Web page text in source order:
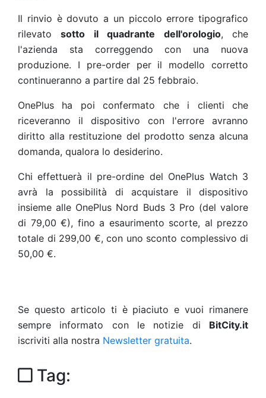
Il rinvio è dovuto a un piccolo errore tipografico
rilevatosotto il quadrante dell'orologio, che
l'azienda sta correggendo con una nuova
produzione. I pre-order per il modello corretto
continueranno a partire dal 25 febbraio.
OnePlus ha poi confermato che i clienti che
riceveranno il dispositivo con l'errore avranno
diritto alla restituzione del prodotto senza alcuna
domanda, qualora lo desiderino.
Chi effettuerà il pre-ordine del OnePlus Watch 3
avrà la possibilità di acquistare il dispositivo
insieme alle OnePlus Nord Buds 3 Pro (del valore
di 79,00 €), fino a esaurimento scorte, al prezzo
totale di 299,00 €, con uno sconto complessivo di
50,00 €.
Se questo articolo ti è piaciuto e vuoi rimanere
sempre informato con le notizie di BitCity.it
iscriviti alla nostra Newsletter gratuita.
Tag: